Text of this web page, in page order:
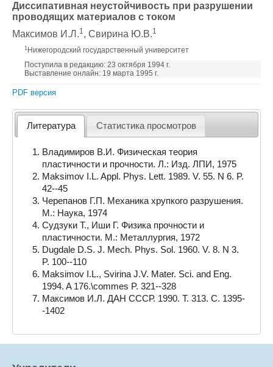
Диссипативная неустойчивость при разрушении
проводящих материалов с током
Максимов И.Л.1, Свирина Ю.В.1
1 Нижегородский государственный университет
Поступила в редакцию: 23 октября 1994 г.
Выставление онлайн: 19 марта 1995 г.
PDF версия
Литература Статистика просмотров
Владимиров В.И. Физическая теория
пластичности и прочности. Л.: Изд. ЛПИ, 1975
Maksimov I.L. Appl. Phys. Lett. 1989. V. 55. N 6. P.
42--45
Черепанов Г.П. Механика хрупкого разрушения.
М.: Наука, 1974
Судзуки Т., Иши Г. Физика прочности и
пластичности. М.: Металлургия, 1972
Dugdale D.S. J. Mech. Phys. Sol. 1960. V. 8. N 3.
P. 100--110
Maksimov I.L., Svirina J.V. Mater. Sci. and Eng.
1994. A 176.\commes P. 321--328
Максимов И.Л. ДАН СССР. 1990. Т. 313. С. 1395-
-1402